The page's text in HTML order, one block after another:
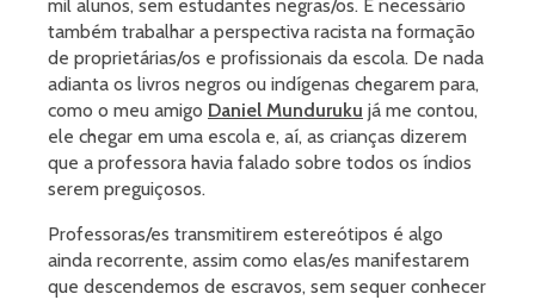
mil alunos, sem estudantes negras/os. É necessário
também trabalhar a perspectiva racista na formação
de proprietárias/os e profissionais da escola. De nada
adianta os livros negros ou indígenas chegarem para,
como o meu amigo Daniel Munduruku já me contou,
ele chegar em uma escola e, aí, as crianças dizerem
que a professora havia falado sobre todos os índios
serem preguiçosos.
Professoras/es transmitirem estereótipos é algo
ainda recorrente, assim como elas/es manifestarem
que descendemos de escravos, sem sequer conhecer